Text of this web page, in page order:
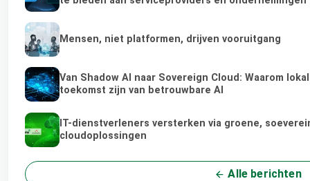
Mensen, niet platformen, drijven vooruitgang
Van Shadow AI naar Sovereign Cloud: Waarom
toekomst zijn van betrouwbare AI
IT-dienstverleners versterken via groene,
cloudoplossingen
Alle berichten